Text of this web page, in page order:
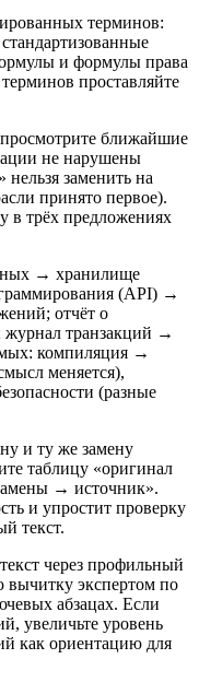
терминов:
и формулы права
проставляйте
ближайшие
не нарушены
заменить на
принято первое).
в трёх предложениях
→ хранилище
(API) →
отчёт о
журнал транзакций →
компиляция →
меняется),
(разные
и ту же замену
таблицу «оригинал
→ источник».
и упростит проверку
текст.
через профильный
вычитку экспертом по
абзацах. Если
увеличьте уровень
как ориентацию для